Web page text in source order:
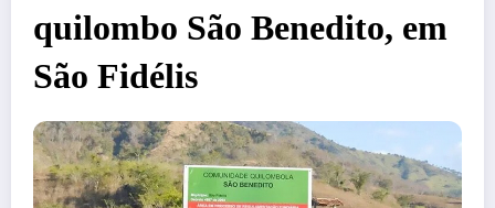
quilombo São Benedito, em
São Fidélis